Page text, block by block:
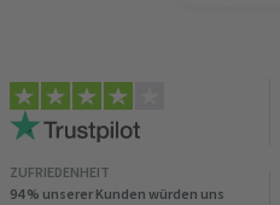
ZUFRIEDENHEIT
94 % unserer Kunden würden uns